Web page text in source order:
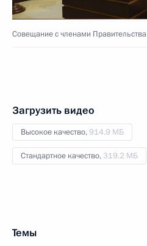
Совещание с членами Правительства
Загрузить видео
Высокое качество,914.9 МБ
Стандартное качество, 319.2 МБ
Темы